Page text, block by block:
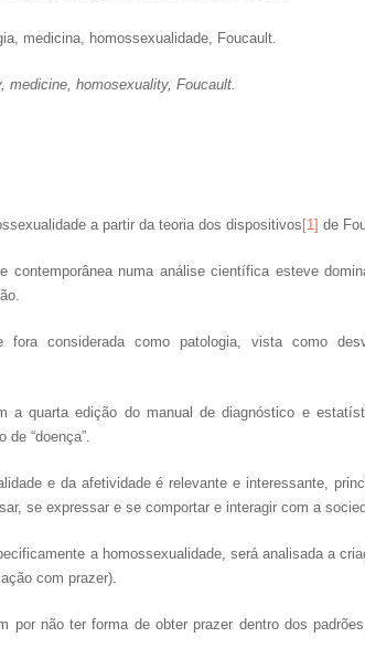
medicina, homossexualidade, Foucault.
medicine, homosexuality, Foucault.
a partir da teoria dos dispositivos [1] de
contemporânea numa análise científica esteve
fora considerada como patologia, vista como
a quarta edição do manual de diagnóstico e
de “doença”.
e da afetividade é relevante e interessante,
se expressar e se comportar e interagir com a
a homossexualidade, será analisada a
com prazer).
por não ter forma de obter prazer dentro dos